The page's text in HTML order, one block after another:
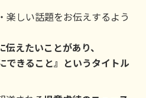
楽しい話題をお伝えするよう
えたいことがあり、
できること』というタイトル